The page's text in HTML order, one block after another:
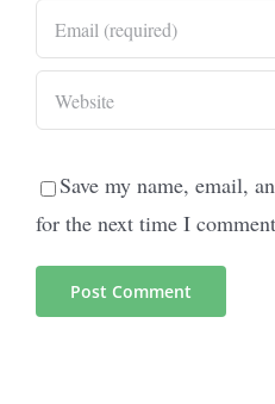
Save my name, email,
for the next time I